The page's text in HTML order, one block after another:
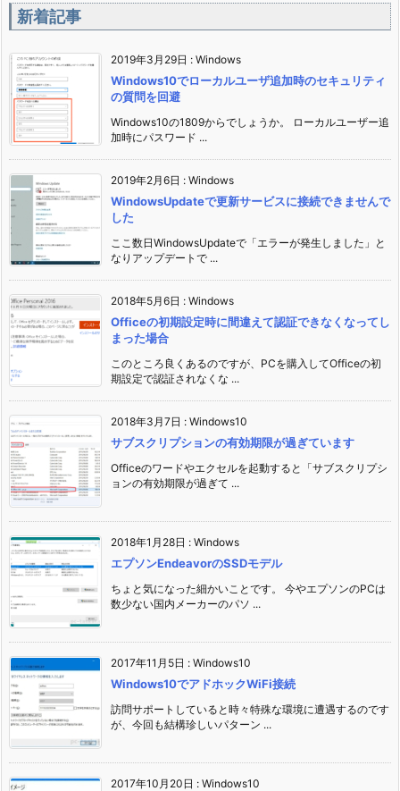
新着記事
2019年3月29日 : Windows
Windows10でローカルユーザ追加時のセキュリティ
の質問を回避
Windows10の1809からでしょうか。 ローカルユーザー追
加時にパスワード ...
2019年2月6日 : Windows
WindowsUpdateで更新サービスに接続できませんで
した
ここ数日WindowsUpdateで「エラーが発生しました」と
なりアップデートで ...
2018年5月6日 : Windows
Officeの初期設定時に間違えて認証できなくなってし
まった場合
このところ良くあるのですが、PCを購入してOfficeの初
期設定で認証されなくな ...
2018年3月7日 : Windows10
サブスクリプションの有効期限が過ぎています
Officeのワードやエクセルを起動すると「サブスクリプシ
ョンの有効期限が過ぎて ...
2018年1月28日 : Windows
エプソンEndeavorのSSDモデル
ちょと気になった細かいことです。 今やエプソンのPCは
数少ない国内メーカーのパソ ...
2017年11月5日 : Windows10
Windows10でアドホックWiFi接続
訪問サポートしていると時々特殊な環境に遭遇するのです
が、今回も結構珍しいパターン ...
2017年10月20日 : Windows10